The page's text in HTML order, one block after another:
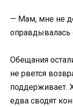
— Мам, мне не
оправдывалась
Обещания
не рвется
поддерживает.
едва сводят